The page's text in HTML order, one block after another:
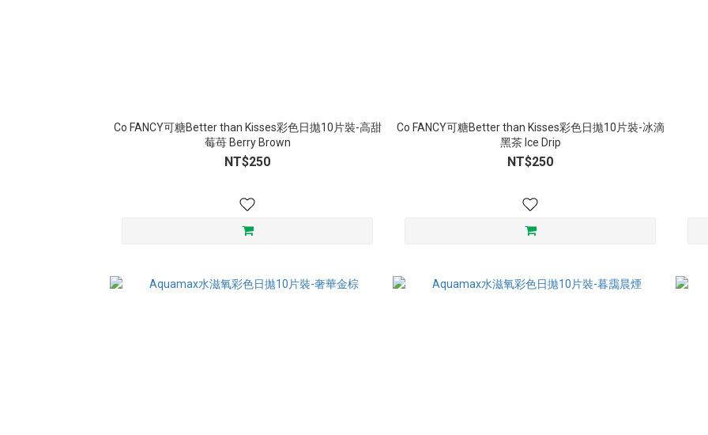
Co FANCY可糖Better than Kisses彩色日拋10片裝-高甜
莓苺 Berry Brown
NT$250
Co FANCY可糖Better than Kisses彩色日拋10片裝-冰滴
黑茶 Ice Drip
NT$250